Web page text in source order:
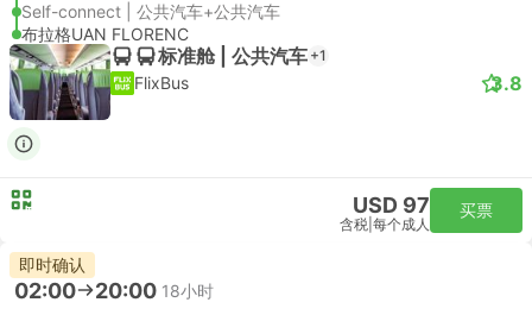
Self-connect | 公共汽车+公共汽车
布拉格UAN FLORENC
标准舱 | 公共汽车 +1
FlixBus 3.8
USD 97
含税 每个成人
买票
即时确认
02:00 20:00 18小时